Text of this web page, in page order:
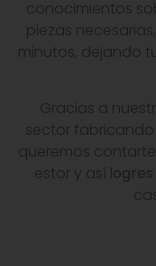
conocimientos
piezas
minutos, dejando
Gracias a
sector
queremos
estor y así l